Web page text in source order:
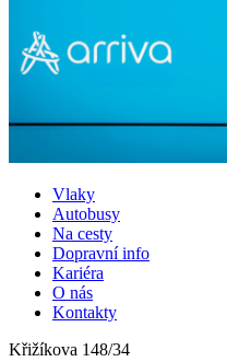
Vlaky
Autobusy
Na cesty
Dopravní info
Kariéra
O nás
Kontakty
Křižíkova 148/34